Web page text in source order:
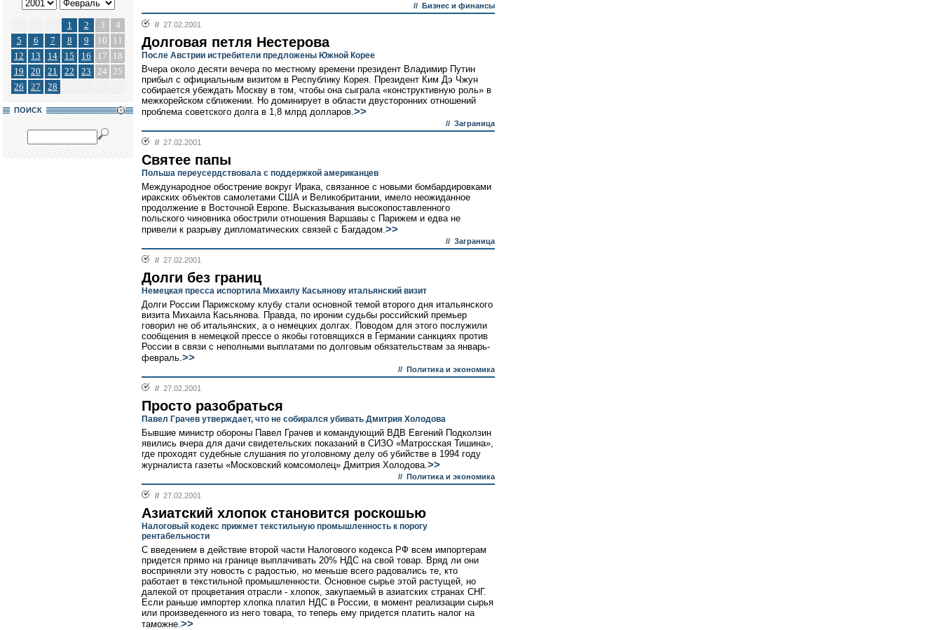
1 2 3
4
5
6 7 8 9 10
11
12
13 14 15 16 17
18
19
20 21 22 23 24 25
26
27 28
ПОИСК
// Бизнес и финансы
// 27.02.2001
Долговая петля Нестерова
После Австрии истребители предложены Южной Корее
Вчера около десяти вечера по местному времени президент Владимир Путин
прибыл с официальным визитом в Республику Корея. Президент Ким Дэ Чжун
собирается убеждать Москву в том, чтобы она сыграла «конструктивную роль» в
межкорейском сближении. Но доминирует в области двусторонних отношений
проблема советского долга в 1,8 млрд долларов.>>
// Заграница
// 27.02.2001
Святее папы
Польша переусердствовала с поддержкой американцев
Международное обострение вокруг Ирака, связанное с новыми бомбардировками
иракских объектов самолетами США и Великобритании, имело неожиданное
продолжение в Восточной Европе. Высказывания высокопоставленного
польского чиновника обострили отношения Варшавы с Парижем и едва не
привели к разрыву дипломатических связей с Багдадом.>>
// Заграница
// 27.02.2001
Долги без границ
Немецкая пресса испортила Михаилу Касьянову итальянский визит
Долги России Парижскому клубу стали основной темой второго дня итальянского
визита Михаила Касьянова. Правда, по иронии судьбы российский премьер
говорил не об итальянских, а о немецких долгах. Поводом для этого послужили
сообщения в немецкой прессе о якобы готовящихся в Германии санкциях против
России в связи с неполными выплатами по долговым обязательствам за январь-
февраль.>>
// Политика и экономика
// 27.02.2001
Просто разобраться
Павел Грачев утверждает, что не собирался убивать Дмитрия Холодова
Бывшие министр обороны Павел Грачев и командующий ВДВ Евгений Подколзин
явились вчера для дачи свидетельских показаний в СИЗО «Матросская Тишина»,
где проходят судебные слушания по уголовному делу об убийстве в 1994 году
журналиста газеты «Московский комсомолец» Дмитрия Холодова.>>
// Политика и экономика
// 27.02.2001
Азиатский хлопок становится роскошью
Налоговый кодекс прижмет текстильную промышленность к порогу
рентабельности
С введением в действие второй части Налогового кодекса РФ всем импортерам
придется прямо на границе выплачивать 20% НДС на свой товар. Вряд ли они
восприняли эту новость с радостью, но меньше всего радовались те, кто
работает в текстильной промышленности. Основное сырье этой растущей, но
далекой от процветания отрасли - хлопок, закупаемый в азиатских странах СНГ.
Если раньше импортер хлопка платил НДС в России, в момент реализации сырья
или произведенного из него товара, то теперь ему придется платить налог на
таможне.>>